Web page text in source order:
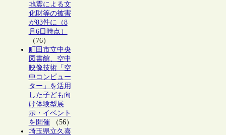
地震による文
化財等の被害
が83件に（8
月6日時点）
（76）
町田市立中央
図書館、空中
映像技術「空
中コンピュー
ター」を活用
した子ども向
け体験型展
示・イベント
を開催（56）
埼玉県立久喜